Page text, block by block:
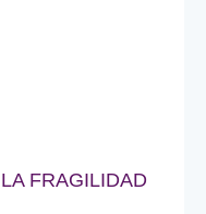
FRAGILIDAD